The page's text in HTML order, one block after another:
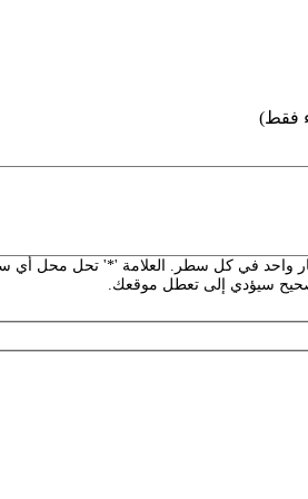
واحد في كل سطر. العلامة '*' تحل محل أي